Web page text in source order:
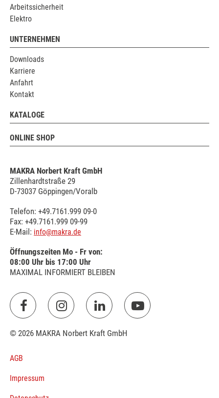
Arbeitssicherheit
Elektro
UNTERNEHMEN
Downloads
Karriere
Anfahrt
Kontakt
KATALOGE
ONLINE SHOP
MAKRA Norbert Kraft GmbH
Zillenhardtstraße 29
D-73037 Göppingen/Voralb
Telefon: +49.7161.999 09-0
Fax: +49.7161.999 09-99
E-Mail: info@makra.de
Öffnungszeiten Mo - Fr von:
08:00 Uhr bis 17:00 Uhr
MAXIMAL INFORMIERT BLEIBEN
© 2026 MAKRA Norbert Kraft GmbH
AGB
Impressum